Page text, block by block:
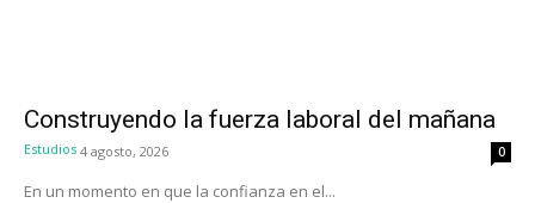
Construyendo la fuerza laboral del mañana
Estudios 4 agosto, 2026 0
En un momento en que la confianza en el...